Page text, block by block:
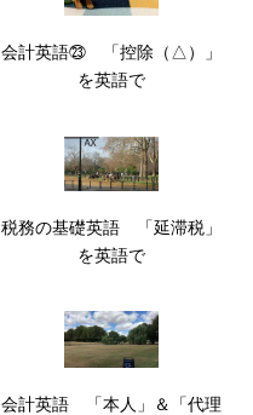
会計英語㉓ 「控除（△）」
を英語で
税務の基礎英語 「延滞税」
を英語で
会計英語 「本人」＆「代理